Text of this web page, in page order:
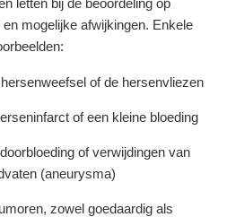
mogelijke afwijkingen. Enkele
of de hersenvliezen
of een kleine bloeding
of verwijdingen van
(aneurysma)
zowel goedaardig als